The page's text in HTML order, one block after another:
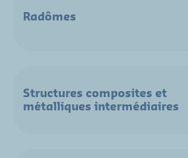
Radômes
Structures composites et
métalliques intermédiaires